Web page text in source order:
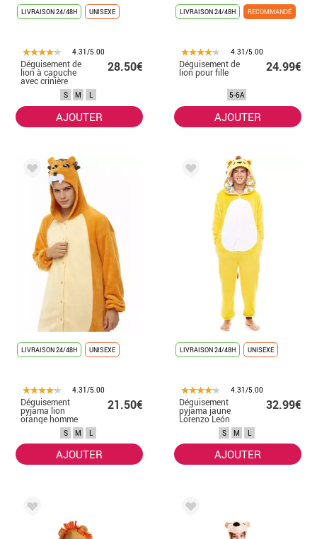
LIVRAISON 24/48H UNISEXE
4.31/5.00
Déguisement de
lion à capuche
avec crinière
28.50€
S M L
AJOUTER
LIVRAISON 24/48H RECOMMANDÉ
4.31/5.00
Déguisement de
lion pour fille 24.99€
5-6A
AJOUTER
LIVRAISON 24/48H UNISEXE
4.31/5.00
Déguisement
pyjama lion
orange homme
21.50€
S M L
AJOUTER
LIVRAISON 24/48H UNISEXE
4.31/5.00
Déguisement
pyjama jaune
Lorenzo León
pour homme
32.99€
S M L
AJOUTER